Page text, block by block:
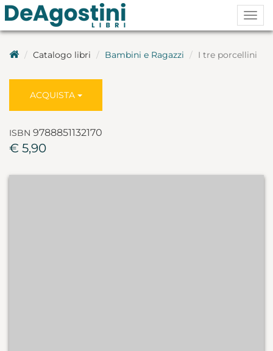
Catalogo libri Bambini e Ragazzi I tre porcellini
ACQUISTA
ISBN 9788851132170
€ 5,90